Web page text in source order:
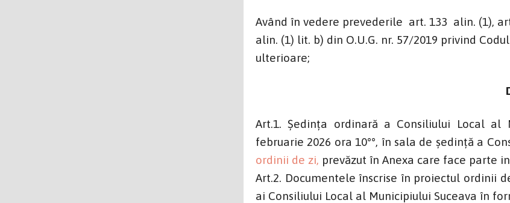
Având în vedere prevederile art. 133 alin. (1),
alin. (1) lit. b) din O.U.G. nr. 57/2019 privind
ulterioare;
Art.1. Ședința ordinară a Consiliului Local al
februarie 2026 ora 10°°, în sala de şedinţă a
ordinii de zi, prevăzut în Anexa care face parte
Art.2. Documentele înscrise în proiectul ordinii
ai Consiliului Local al Municipiului Suceava în